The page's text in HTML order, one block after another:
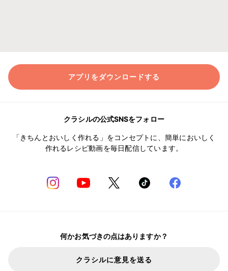
アプリをダウンロードする
クラシルの公式SNSをフォロー
「きちんとおいしく作れる」をコンセプトに、簡単においしく
作れるレシピ動画を毎日配信しています。
何かお気づきの点はありますか？
クラシルに意見を送る